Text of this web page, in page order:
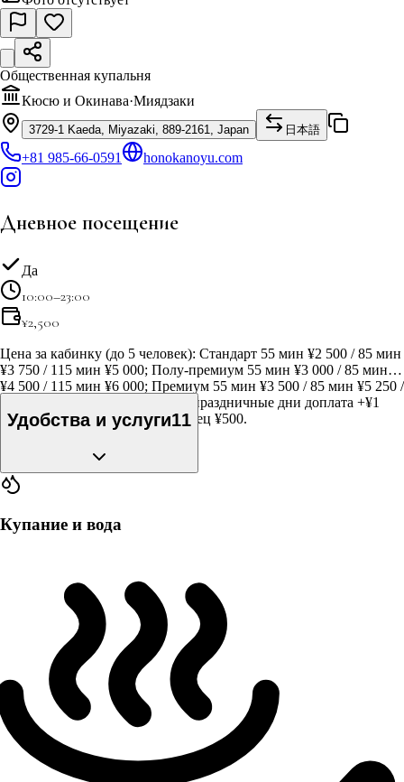
Общественная купальня
Кюсю и Окинава·Миядзаки
3729-1 Kaeda, Miyazaki, 889-2161, Japan 日本語
+81 985-66-0591 honokanoyu.com
Дневное посещение
Да
10:00–23:00
¥2,500
Цена за кабинку (до 5 человек): Стандарт 55 мин ¥2 500 / 85 мин
¥3 750 / 115 мин ¥5 000; Полу-премиум 55 мин ¥3 000 / 85 мин
¥4 500 / 115 мин ¥6 000; Премиум 55 мин ¥3 500 / 85 мин ¥5 250 /
115 мин ¥7 000. В выходные и праздничные дни доплата +¥1
100. Аренда комплекта полотенец ¥500.
Удобства и услуги11
Купание и вода